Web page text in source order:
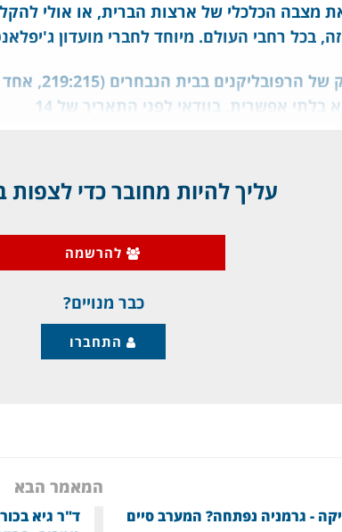
מצבה הכלכלי של ארצות הברית, או אולי
בכל רחבי העולם. מיוחד לחברי מועדון
עם הרוב
אפשרית, בוודאי לפני התאריך של 14
עליך להיות מחובר כדי לצפות
להרשמה
כבר מנויים?
התחברו
- גרמניה נפתחה? המערב סיים
המאמר הבא
ד"ר גיא